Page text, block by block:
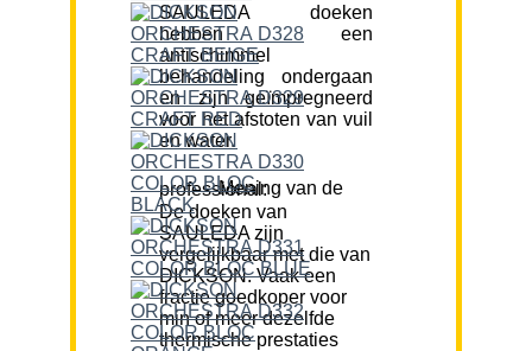
SAULEDA doeken
hebben een
antischimmel
behandeling ondergaan
en zijn geïmpregneerd
voor het afstoten van vuil
en water.
Mening van de professional:
De doeken van
SAULEDA zijn
vergelijkbaar met die van
DICKSON. Vaak een
fractie goedkoper voor
min of meer dezelfde
thermische prestaties